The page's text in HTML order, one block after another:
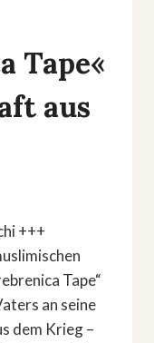
Tape«
aus
+++
Tape“
an seine
dem Krieg –